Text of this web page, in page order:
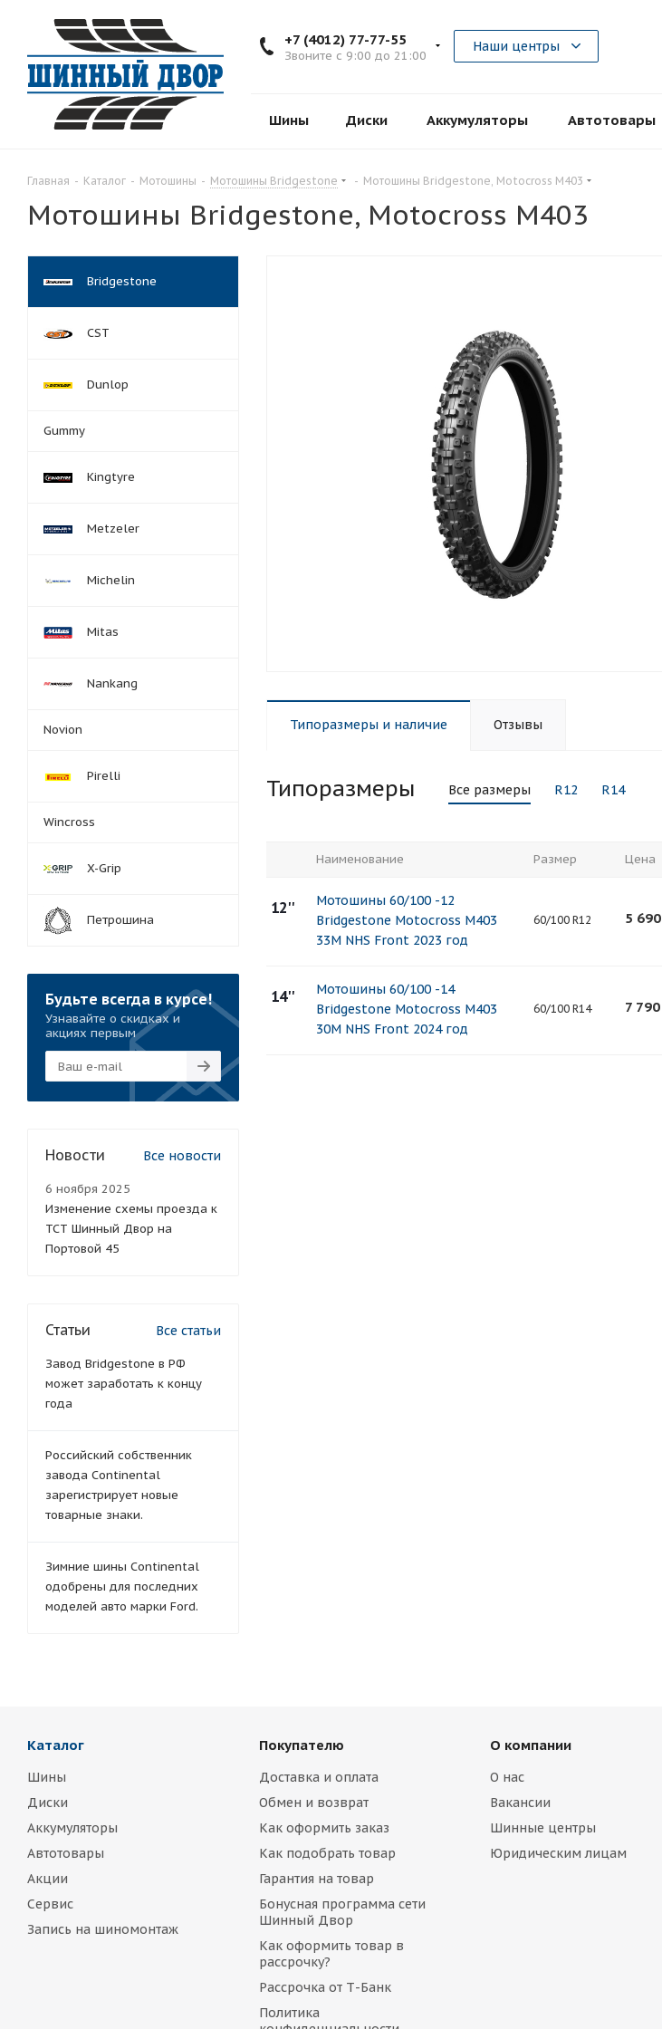
+7 (4012) 77-77-55
Звоните с 9:00 до 21:00
Наши центры
Шины Диски Аккумуляторы Автотовары
Главная - Каталог - Мотошины - Мотошины Bridgestone - Мотошины Bridgestone, Motocross M403
Мотошины Bridgestone, Motocross M403
Типоразмеры и наличие Отзывы
Типоразмеры Все размеры R12 R14
Наименование Размер Цена
12''
Мотошины 60/100 -12
Bridgestone Motocross M403
33M NHS Front 2023 год
60/100 R12 5 690
14''
Мотошины 60/100 -14
Bridgestone Motocross M403
30M NHS Front 2024 год
60/100 R14 7 790
Bridgestone
CST
Dunlop
Gummy
Kingtyre
Metzeler
Michelin
Mitas
Nankang
Novion
Pirelli
Wincross
X-Grip
Петрошина
Будьте всегда в курсе!
Узнавайте о скидках и
акциях первым
Новости Все новости
6 ноября 2025
Изменение схемы проезда к
ТСТ Шинный Двор на
Портовой 45
Статьи Все статьи
Завод Bridgestone в РФ
может заработать к концу
года
Российский собственник
завода Continental
зарегистрирует новые
товарные знаки.
Зимние шины Continental
одобрены для последних
моделей авто марки Ford.
Каталог
Шины
Диски
Аккумуляторы
Автотовары
Акции
Сервис
Запись на шиномонтаж
Покупателю
Доставка и оплата
Обмен и возврат
Как оформить заказ
Как подобрать товар
Гарантия на товар
Бонусная программа сети
Шинный Двор
Как оформить товар в
рассрочку?
Рассрочка от Т-Банк
Политика
О компании
О нас
Вакансии
Шинные центры
Юридическим лицам